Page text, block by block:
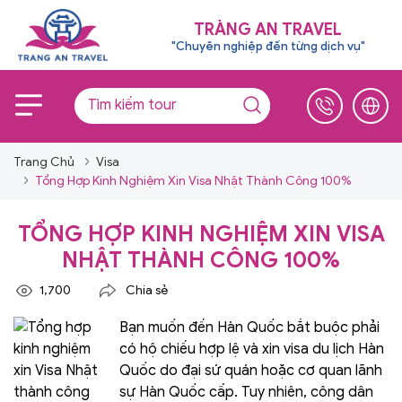
TRÀNG AN TRAVEL
"Chuyên nghiệp đến từng dịch vụ"
Trang Chủ
Visa
Tổng Hợp Kinh Nghiệm Xin Visa Nhật Thành Công 100%
TỔNG HỢP KINH NGHIỆM XIN VISA
NHẬT THÀNH CÔNG 100%
1,700 Chia sẻ
Bạn muốn đến Hàn Quốc bắt buộc phải
có hộ chiếu hợp lệ và xin visa du lịch Hàn
Quốc do đại sứ quán hoặc cơ quan lãnh
sự Hàn Quốc cấp. Tuy nhiên, công dân